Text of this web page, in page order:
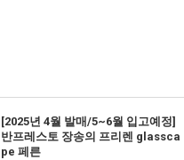
[2025년 4월 발매/5~6월 입고예정]
반프레스토 장송의 프리렌 glassca
pe 페른